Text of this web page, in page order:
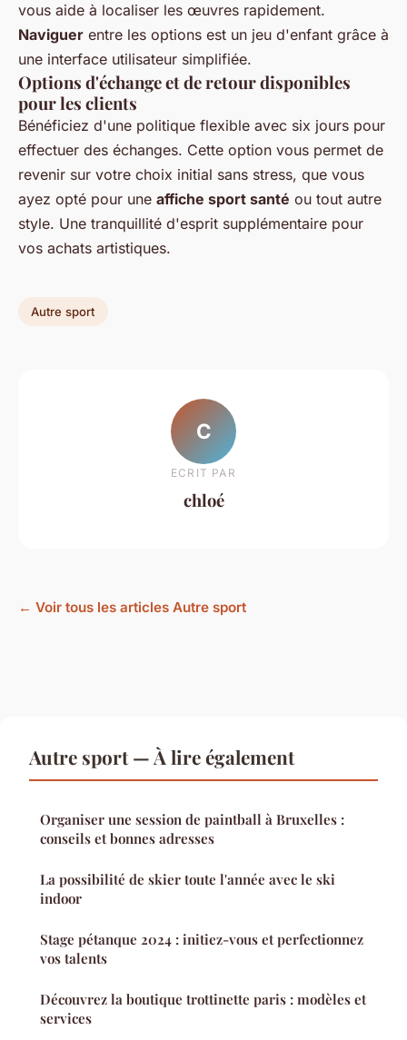
vous aide à localiser les œuvres rapidement.
Naviguer entre les options est un jeu d'enfant grâce à
une interface utilisateur simplifiée.
Options d'échange et de retour disponibles
pour les clients
Bénéficiez d'une politique flexible avec six jours pour
effectuer des échanges. Cette option vous permet de
revenir sur votre choix initial sans stress, que vous
ayez opté pour une affiche sport santé ou tout autre
style. Une tranquillité d'esprit supplémentaire pour
vos achats artistiques.
Autre sport
C
ECRIT PAR
chloé
← Voir tous les articles Autre sport
Autre sport — À lire également
Organiser une session de paintball à Bruxelles :
conseils et bonnes adresses
La possibilité de skier toute l'année avec le ski
indoor
Stage pétanque 2024 : initiez-vous et perfectionnez
vos talents
Découvrez la boutique trottinette paris : modèles et
services